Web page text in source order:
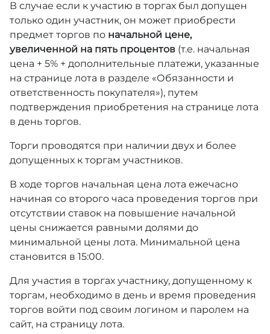
В случае если к участию в торгах был допущен
только один участник, он может приобрести
предмет торгов по начальной цене,
увеличенной на пять процентов (т.е. начальная
цена + 5% + дополнительные платежи, указанные
на странице лота в разделе «Обязанности и
ответственность покупателя»), путем
подтверждения приобретения на странице лота
в день торгов.
Торги проводятся при наличии двух и более
допущенных к торгам участников.
В ходе торгов начальная цена лота ежечасно
начиная со второго часа проведения торгов при
отсутствии ставок на повышение начальной
цены снижается равными долями до
минимальной цены лота. Минимальной цена
становится в 15:00.
Для участия в торгах участнику, допущенному к
торгам, необходимо в день и время проведения
торгов войти под своим логином и паролем на
сайт, на страницу лота.